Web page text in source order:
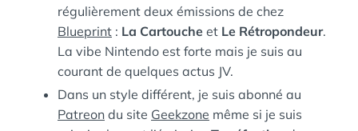
régulièrement deux émissions de chez
Blueprint : La Cartouche et Le Rétropondeur.
La vibe Nintendo est forte mais je suis au
courant de quelques actus JV.
Dans un style différent, je suis abonné au
Patreon du site Geekzone même si je suis